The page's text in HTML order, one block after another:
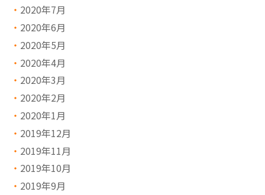
2020年7月
2020年6月
2020年5月
2020年4月
2020年3月
2020年2月
2020年1月
2019年12月
2019年11月
2019年10月
2019年9月